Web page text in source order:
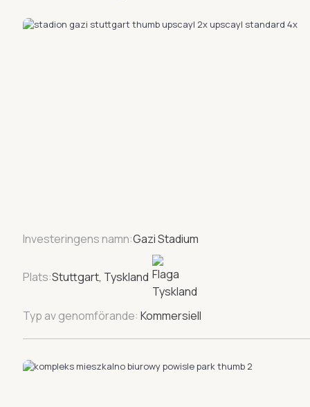
Investeringens namn:Gazi Stadium
Plats:Stuttgart, Tyskland
Typ av genomförande: Kommersiell